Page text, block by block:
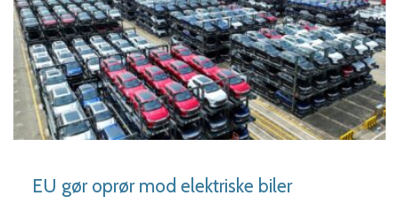
LÆS MERE
EU gør oprør mod elektriske biler